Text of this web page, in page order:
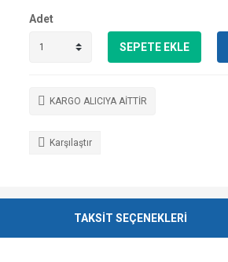
Adet
SEPETE EKLE
KARGO ALICIYA AİTTİR
Karşılaştır
TAKSİT SEÇENEKLERİ